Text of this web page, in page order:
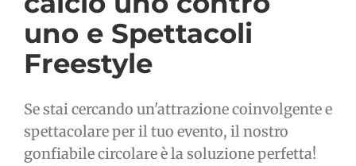
uno e Spettacoli
Freestyle
Se stai cercando un'attrazione coinvolgente e
spettacolare per il tuo evento, il nostro
gonfiabile circolare è la soluzione perfetta!